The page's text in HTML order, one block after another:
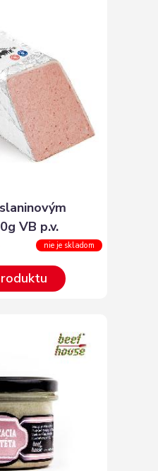
VB p.v.
nie je skladom